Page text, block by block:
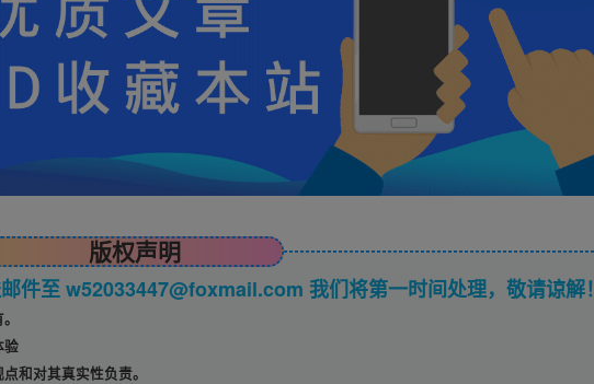
版权声明
件至 w52033447@foxmail.com 我们将第一时间处理，敬请谅解！
验
和对其真实性负责。